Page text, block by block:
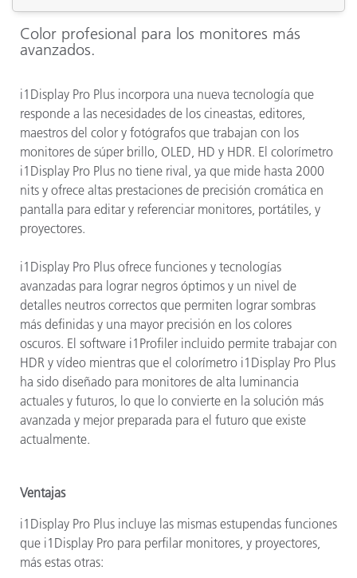
Color profesional para los monitores más
avanzados.
i1Display Pro Plus incorpora una nueva tecnología que
responde a las necesidades de los cineastas, editores,
maestros del color y fotógrafos que trabajan con los
monitores de súper brillo, OLED, HD y HDR. El colorímetro
i1Display Pro Plus no tiene rival, ya que mide hasta 2000
nits y ofrece altas prestaciones de precisión cromática en
pantalla para editar y referenciar monitores, portátiles, y
proyectores.
i1Display Pro Plus ofrece funciones y tecnologías
avanzadas para lograr negros óptimos y un nivel de
detalles neutros correctos que permiten lograr sombras
más definidas y una mayor precisión en los colores
oscuros. El software i1Profiler incluido permite trabajar con
HDR y vídeo mientras que el colorímetro i1Display Pro Plus
ha sido diseñado para monitores de alta luminancia
actuales y futuros, lo que lo convierte en la solución más
avanzada y mejor preparada para el futuro que existe
actualmente.
Ventajas
i1Display Pro Plus incluye las mismas estupendas funciones
que i1Display Pro para perfilar monitores, y proyectores,
más estas otras: